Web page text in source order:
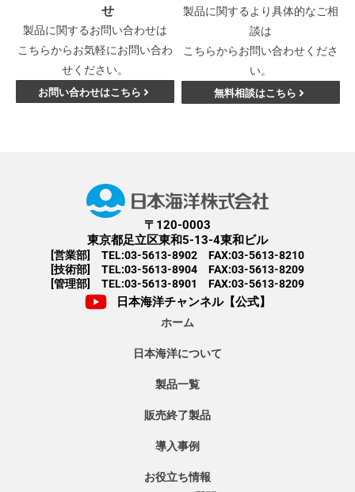
せ
製品に関するお問い合わせは
こちらからお気軽にお問い合わ
せください。
お問い合わせはこちら
製品に関するより具体的なご相
談は
こちらからお問い合わせくださ
い。
無料相談はこちら
〒120-0003
東京都足立区東和5-13-4東和ビル
[営業部] TEL:03-5613-8902 FAX:03-5613-8210
[技術部] TEL:03-5613-8904 FAX:03-5613-8209
[管理部] TEL:03-5613-8901 FAX:03-5613-8209
日本海洋チャンネル【公式】
ホーム
日本海洋について
製品一覧
販売終了製品
導入事例
お役立ち情報